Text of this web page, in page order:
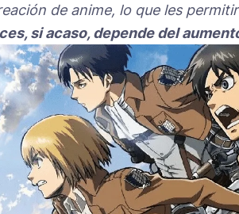
de anime, lo que les
si acaso, depende del